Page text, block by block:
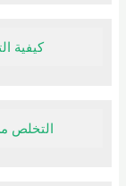
كيفية
التخلص من